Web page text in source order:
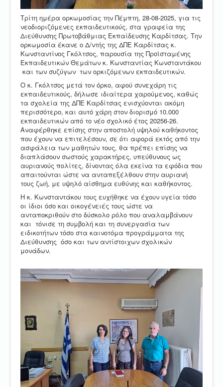
Τρίτη ημέρα ορκωμοσίας την Πέμπτη, 28-08-2025, για τις
νεοδιοριζόμενες εκπαιδευτικούς, στα γραφεία της
Διεύθυνσης Πρωτοβάθμιας Εκπαίδευσης Καρδίτσας. Την
ορκωμοσία έκανε ο Δ/ντής της ΔΠΕ Καρδίτσας κ.
Κωνσταντίνος Γκόλτσος, παρουσία της Προϊσταμένης
Εκπαιδευτικών Θεμάτων κ. Κωνσταντίας Κωνσταντάκου
και των συζύγων των ορκιζόμενων εκπαιδευτικών.
Ο κ. Γκόλτσος μετά τον όρκο, αφού συνεχάρη τις
εκπαιδευτικούς, δήλωσε ιδιαίτερα χαρούμενος, καθώς
τα σχολεία της ΔΠΕ Καρδίτσας ενισχύονται ακόμη
περισσότερο, και αυτό χάρη στον διορισμό 10.000
εκπαιδευτικών από το νέο σχολικό έτος 20256-26.
Αναφέρθηκε επίσης στην αποστολή υψηλού καθήκοντος
που έχουν να επιτελέσουν, σε ότι αφορά εκτός από την
ασφάλεια των μαθητών τους, θα πρέπει επίσης να
διαπλάσουν σωστούς χαρακτήρες, υπεύθυνους ως
αυριανούς πολίτες, δίνοντας όλα εκείνα τα εφόδια που
απαιτούνται ώστε να ανταπεξέλθουν στην αυριανή
τους ζωή, με υψηλό αίσθημα ευθύνης και καθήκοντος.
Η κ. Κωνσταντάκου τους ευχήθηκε να έχουν υγεία τόσο
οι ίδιοι όσο και οικογένειές τους ώστε να
ανταποκριθούν στο δύσκολο ρόλο που αναλαμβάνουν
και τόνισε τη συμβολή και τη συνεργασία των
ειδικοτήτων τόσο στα καινοτόμα προγράμματα της
Διεύθυνσης όσο και των αντίστοιχων σχολικών
μονάδων.